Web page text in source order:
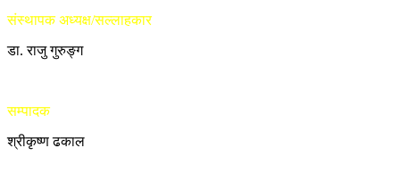
संस्थापक अध्यक्ष/सल्लाहकार
डा. राजु गुरुङ्ग
सम्पादक
श्रीकृष्ण ढकाल